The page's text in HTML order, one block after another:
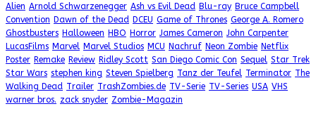
Alien Arnold Schwarzenegger Ash vs Evil Dead Blu-ray Bruce Campbell
Convention Dawn of the Dead DCEU Game of Thrones George A. Romero
Ghostbusters Halloween HBO Horror James Cameron John Carpenter
LucasFilms Marvel Marvel Studios MCU Nachruf Neon Zombie Netflix
Poster Remake Review Ridley Scott San Diego Comic Con Sequel Star Trek
Star Wars stephen king Steven Spielberg Tanz der Teufel Terminator The
Walking Dead Trailer TrashZombies.de TV-Serie TV-Series USA VHS
warner bros. zack snyder Zombie-Magazin